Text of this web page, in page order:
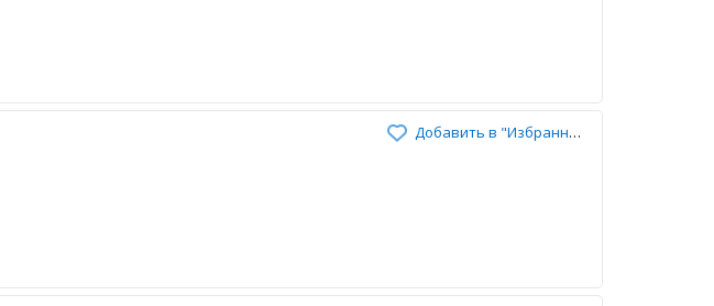
Добавить в "Избранное"